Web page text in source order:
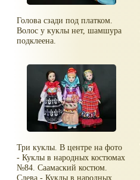
Голова сзади под платком.
Волос у куклы нет, шамшура
подклеена.
Три куклы. В центре на фото
- Куклы в народных костюмах
№84. Саамаский костюм.
Слева - Куклы в народных